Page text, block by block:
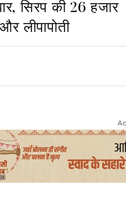
सिरप की 26 हजार
लीपापोती